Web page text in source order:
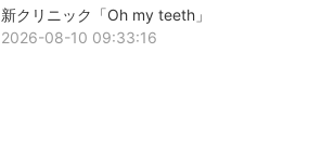
新クリニック「Oh my teeth」
2026-08-10 09:33:16